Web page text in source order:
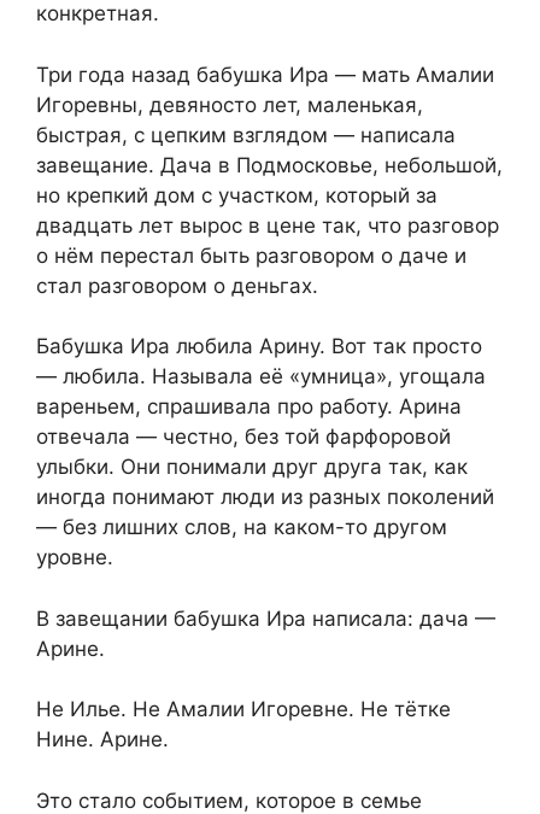
конкретная.
Три года назад бабушка Ира — мать Амалии
Игоревны, девяносто лет, маленькая,
быстрая, с цепким взглядом — написала
завещание. Дача в Подмосковье, небольшой,
но крепкий дом с участком, который за
двадцать лет вырос в цене так, что разговор
о нём перестал быть разговором о даче и
стал разговором о деньгах.
Бабушка Ира любила Арину. Вот так просто
— любила. Называла её «умница», угощала
вареньем, спрашивала про работу. Арина
отвечала — честно, без той фарфоровой
улыбки. Они понимали друг друга так, как
иногда понимают люди из разных поколений
— без лишних слов, на каком-то другом
уровне.
В завещании бабушка Ира написала: дача —
Арине.
Не Илье. Не Амалии Игоревне. Не тётке
Нине. Арине.
Это стало событием, которое в семье